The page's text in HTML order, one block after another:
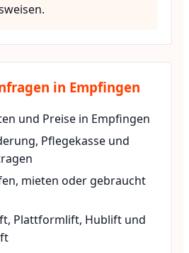
in Empfingen
und Preise in Empfingen
Pflegekasse und
mieten oder gebraucht
Plattformlift, Hublift und